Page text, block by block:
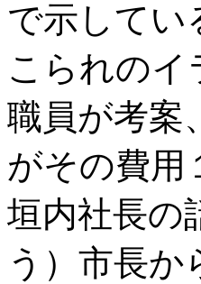
で示してい
こられのイ
職員が考案
がその費用
垣内社長の
う）市長か